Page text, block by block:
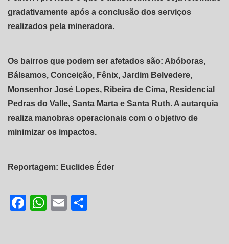
gradativamente após a conclusão dos serviços
realizados pela mineradora.
Os bairros que podem ser afetados são: Abóboras,
Bálsamos, Conceição, Fênix, Jardim Belvedere,
Monsenhor José Lopes, Ribeira de Cima, Residencial
Pedras do Valle, Santa Marta e Santa Ruth. A autarquia
realiza manobras operacionais com o objetivo de
minimizar os impactos.
Reportagem: Euclides Éder
Facebook
WhatsApp
Email